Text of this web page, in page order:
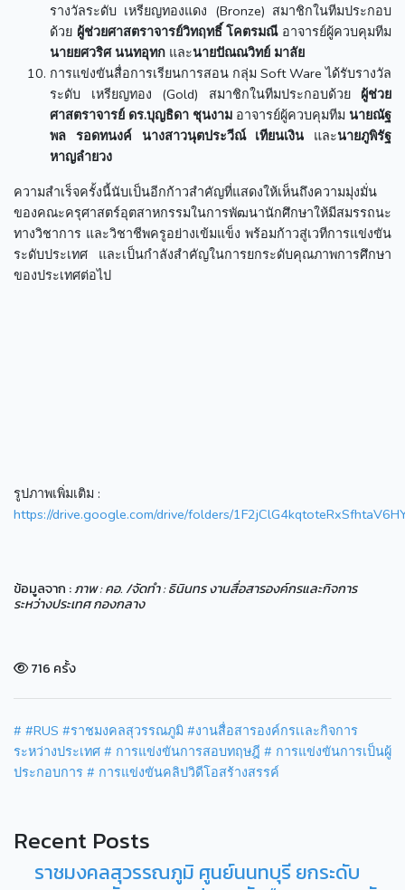
รางวัลระดับ เหรียญทองแดง (Bronze) สมาชิกในทีมประกอบ
ด้วย ผู้ช่วยศาสตราจารย์วิทฤทธิ์ โคตรมณีอาจารย์ผู้ควบคุมทีม
นายยศวริศ นนทอุทก และนายปัณณวิทย์ มาลัย
การแข่งขันสื่อการเรียนการสอน กลุ่ม Soft Ware ได้รับรางวัล
ระดับ เหรียญทอง (Gold) สมาชิกในทีมประกอบด้วย ผู้ช่วย
ศาสตราจารย์ ดร.บุญธิดา ชุนงาม อาจารย์ผู้ควบคุมทีม นายณัฐ
พล รอดทนงค์ นางสาวนุตประวีณ์ เทียนเงิน และนายภูพิรัฐ
หาญลำยวง
ความสำเร็จครั้งนี้นับเป็นอีกก้าวสำคัญที่แสดงให้เห็นถึงความมุ่งมั่น
ของคณะครุศาสตร์อุตสาหกรรมในการพัฒนานักศึกษาให้มีสมรรถนะ
ทางวิชาการ และวิชาชีพครูอย่างเข้มแข็ง พร้อมก้าวสู่เวทีการแข่งขัน
ระดับประเทศ และเป็นกำลังสำคัญในการยกระดับคุณภาพการศึกษา
ของประเทศต่อไป
รูปภาพเพิ่มเติม :
https://drive.google.com/drive/folders/
ข้อมูลจาก :ภาพ : คอ. /จัดทำ : ธินินทร งานสื่อสารองค์กรและกิจการ
ระหว่างประเทศ กองกลาง
716 ครั้ง
# #RUS #ราชมงคลสุวรรณภูมิ #งานสื่อสารองค์กรเเละกิจการ
ระหว่างประเทศ # การแข่งขันการสอบทฤษฎี # การแข่งขันการเป็นผู้
ประกอบการ # การแข่งขันคลิปวิดีโอสร้างสรรค์
Recent Posts
ราชมงคลสุวรรณภูมิ ศูนย์นนทบุรี ยกระดับ